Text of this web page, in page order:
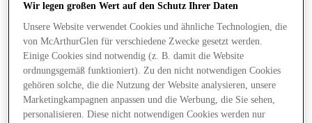
Stores
Wir legen großen Wert auf den Schutz Ihrer Daten
Unsere Website verwendet Cookies und ähnliche Technologien, die
von McArthurGlen für verschiedene Zwecke gesetzt werden.
Einige Cookies sind notwendig (z. B. damit die Website
ordnungsgemäß funktioniert). Zu den nicht notwendigen Cookies
gehören solche, die die Nutzung der Website analysieren, unsere
Marketingkampagnen anpassen und die Werbung, die Sie sehen,
personalisieren. Diese nicht notwendigen Cookies werden nur